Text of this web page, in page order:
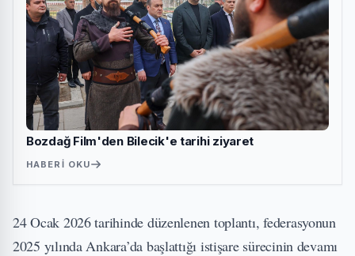
Bozdağ Film'den Bilecik'e tarihi ziyaret
HABERI OKU
24 Ocak 2026 tarihinde düzenlenen toplantı, federasyonun
2025 yılında Ankara’da başlattığı istişare sürecinin devamı